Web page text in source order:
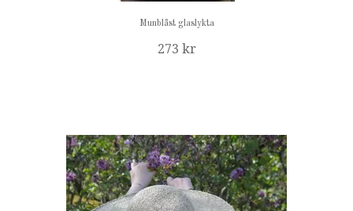
Munblåst glaslykta
273 kr